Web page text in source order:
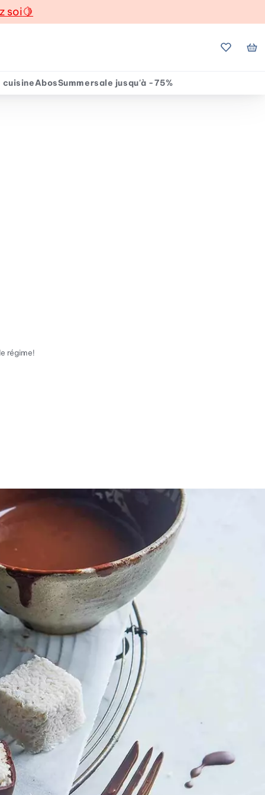
soi🍋
Mes
cuisineAbosSummersale jusqu'à -75%
régime!